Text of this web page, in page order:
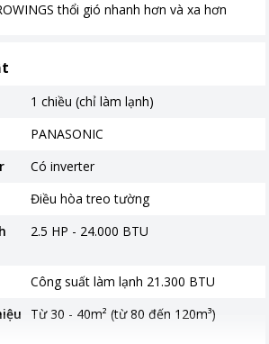
thổi gió nhanh hơn và xa hơn
1 chiều (chỉ làm lạnh)
PANASONIC
Có inverter
Điều hòa treo tường
2.5 HP - 24.000 BTU
Công suất làm lạnh 21.300 BTU
Từ 30 - 40m² (từ 80 đến 120m³)